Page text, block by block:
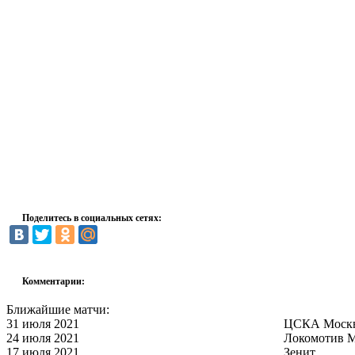
Поделитесь в социальных сетях:
Комментарии:
Ближайшие матчи:
31 июля 2021
ЦСКА
24 июля 2021
Локомотив
17 июля 2021
Зенит